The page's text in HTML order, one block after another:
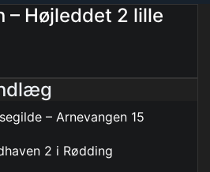
– Højleddet 2 lille
– Arnevangen 15
2 i Rødding